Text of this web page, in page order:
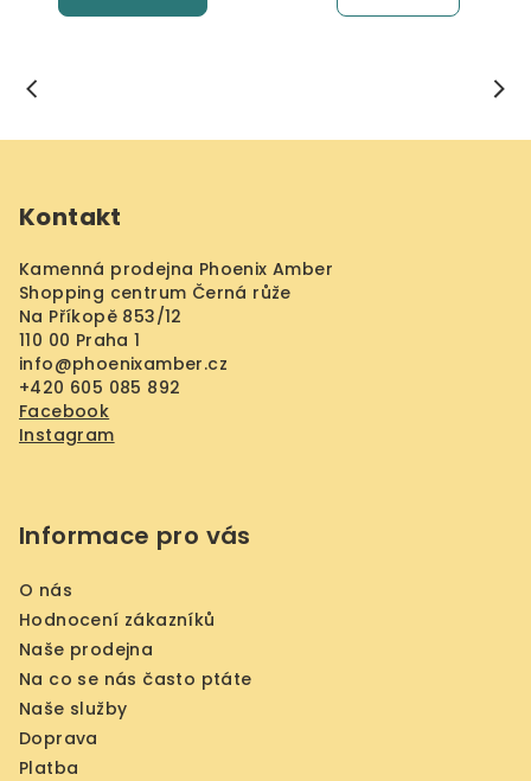
Kontakt
Kamenná prodejna Phoenix Amber
Shopping centrum Černá růže
Na Příkopě 853/12
110 00 Praha 1
info@phoenixamber.cz
+420 605 085 892
Facebook
Instagram
Informace pro vás
O nás
Hodnocení zákazníků
Naše prodejna
Na co se nás často ptáte
Naše služby
Doprava
Platba